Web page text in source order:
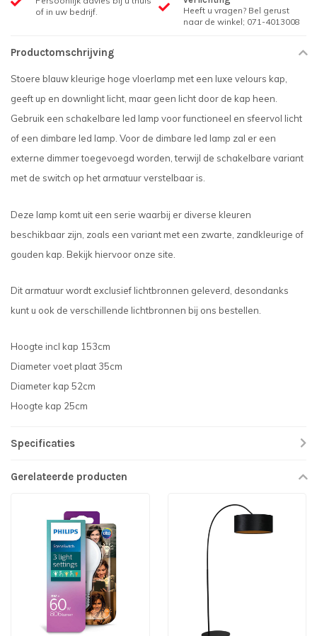
of in uw bedrijf.
Heeft u vragen? Bel gerust
naar de winkel; 071-4013008
Productomschrijving
Stoere blauw kleurige hoge vloerlamp met een luxe velours kap,
geeft up en downlight licht, maar geen licht door de kap heen.
Gebruik een schakelbare led lamp voor functioneel en sfeervol licht
of een dimbare led lamp. Voor de dimbare led lamp zal er een
externe dimmer toegevoegd worden, terwijl de schakelbare variant
met de switch op het armatuur verstelbaar is.
Deze lamp komt uit een serie waarbij er diverse kleuren
beschikbaar zijn, zoals een variant met een zwarte, zandkleurige of
gouden kap. Bekijk hiervoor onze site.
Dit armatuur wordt exclusief lichtbronnen geleverd, desondanks
kunt u ook de verschillende lichtbronnen bij ons bestellen.
Hoogte incl kap 153cm
Diameter voet plaat 35cm
Diameter kap 52cm
Hoogte kap 25cm
Specificaties
Gerelateerde producten